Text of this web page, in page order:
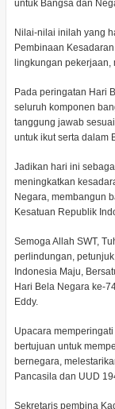
untuk Bangsa dan
Nilai-nilai inilah yang
Pembinaan
lingkungan
Pada peringatan Hari
seluruh komponen
tanggung jawab
untuk ikut serta dalam
Jadikan hari ini
meningkatkan
Negara, membangun
Kesatuan Republik
Semoga Allah SWT,
perlindungan,
Indonesia Maju,
Hari Bela Negara ke-
Eddy.
Upacara
bertujuan untuk
bernegara,
Pancasila dan UUD
Sekretaris pembina